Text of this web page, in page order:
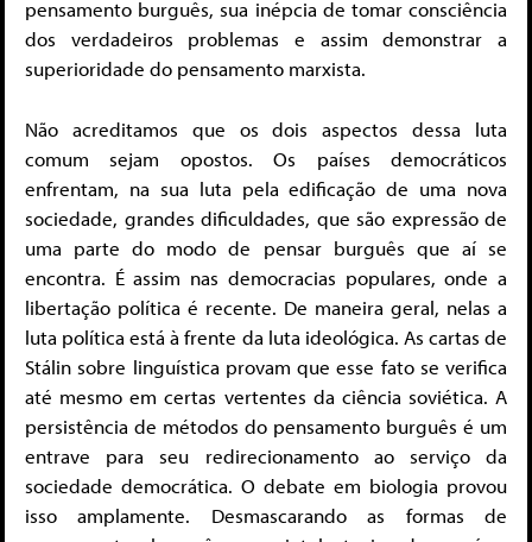
pensamento burguês, sua inépcia de tomar consciência
dos verdadeiros problemas e assim demonstrar a
superioridade do pensamento marxista.
Não acreditamos que os dois aspectos dessa luta
comum sejam opostos. Os países democráticos
enfrentam, na sua luta pela edificação de uma nova
sociedade, grandes dificuldades, que são expressão de
uma parte do modo de pensar burguês que aí se
encontra. É assim nas democracias populares, onde a
libertação política é recente. De maneira geral, nelas a
luta política está à frente da luta ideológica. As cartas de
Stálin sobre linguística provam que esse fato se verifica
até mesmo em certas vertentes da ciência soviética. A
persistência de métodos do pensamento burguês é um
entrave para seu redirecionamento ao serviço da
sociedade democrática. O debate em biologia provou
isso amplamente. Desmascarando as formas de